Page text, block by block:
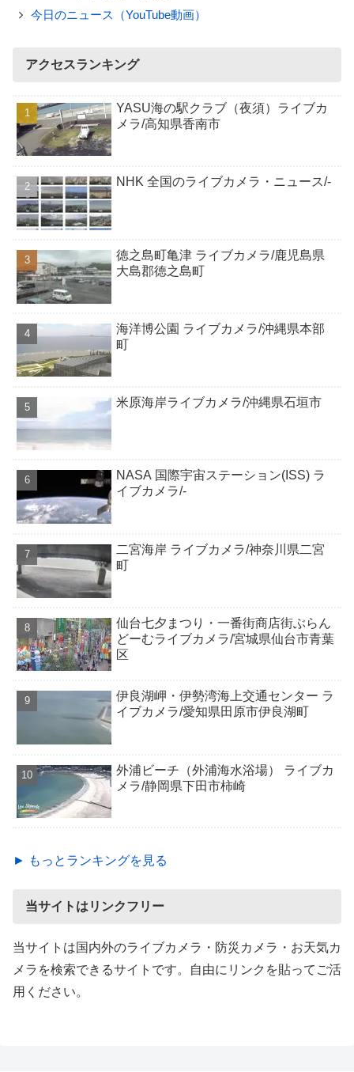
今日のニュース（YouTube動画）
アクセスランキング
YASU海の駅クラブ（夜須）ライブカ
メラ/高知県香南市
NHK 全国のライブカメラ・ニュース/-
徳之島町亀津 ライブカメラ/鹿児島県
大島郡徳之島町
海洋博公園 ライブカメラ/沖縄県本部
町
米原海岸ライブカメラ/沖縄県石垣市
NASA 国際宇宙ステーション(ISS) ラ
イブカメラ/-
二宮海岸 ライブカメラ/神奈川県二宮
町
仙台七夕まつり・一番街商店街ぶらん
どーむライブカメラ/宮城県仙台市青葉
区
伊良湖岬・伊勢湾海上交通センター ラ
イブカメラ/愛知県田原市伊良湖町
外浦ビーチ（外浦海水浴場） ライブカ
メラ/静岡県下田市柿崎
► もっとランキングを見る
当サイトはリンクフリー
当サイトは国内外のライブカメラ・防災カメラ・お天気カ
メラを検索できるサイトです。自由にリンクを貼ってご活
用ください。